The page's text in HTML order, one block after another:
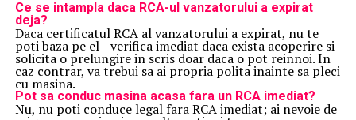
Ce se intampla daca RCA-ul vanzatorului a expirat
deja?
Daca certificatul RCA al vanzatorului a expirat, nu te
poti baza pe el—verifica imediat daca exista acoperire si
solicita o prelungire in scris doar daca o pot reinnoi. In
caz contrar, va trebui sa ai propria polita inainte sa pleci
cu masina.
Pot sa conduc masina acasa fara un RCA imediat?
Nu, nu poti conduce legal fara RCA imediat; ai nevoie de